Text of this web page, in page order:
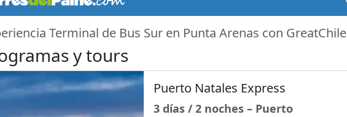
Terminal de Bus Sur en Punta Arenas con GreatChile
y tours
Puerto Natales Express
3 días / 2 noches – Puerto